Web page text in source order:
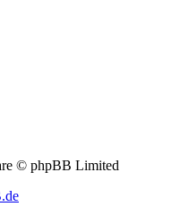
© phpBB Limited